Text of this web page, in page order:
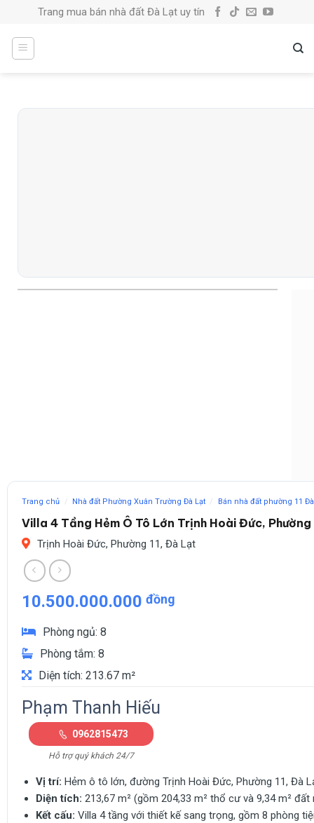
content
Trang mua bán nhà đất Đà Lạt uy tín
Trang chủ / Nhà đất Phường Xuân Trường Đà Lạt / Bán nhà đất phường 11
Villa 4 Tầng Hẻm Ô Tô Lớn Trịnh Hoài Đức,
Trịnh Hoài Đức, Phường 11, Đà Lạt
10.500.000.000 đồng
Phòng ngủ: 8
Phòng tắm: 8
Diện tích: 213.67 m²
Phạm Thanh Hiếu
0962815473
Hỗ trợ quý khách 24/7
Vị trí: Hẻm ô tô lớn, đường Trịnh Hoài Đức, Phường 11, Đà
Diện tích: 213,67 m² (gồm 204,33 m² thổ cư và 9,34 m²
Kết cấu: Villa 4 tầng với thiết kế sang trọng, gồm 8 phòng